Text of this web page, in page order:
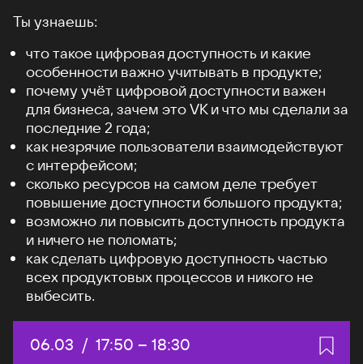
Ты узнаешь:
что такое цифровая доступность и какие
особенности важно учитывать в продукте;
почему учёт цифровой доступности важен
для бизнеса, зачем это VK и что мы сделали за
последние 2 года;
как незрячие пользователи взаимодействуют
с интерфейсом;
сколько ресурсов на самом деле требует
повышение доступности большого продукта;
возможно ли повысить доступность продукта
и ничего не поломать;
как сделать цифровую доступность частью
всех продуктовых процессов и никого не
выбесить.
Дата:
06.03 / Начало:
17:50 – Конец:
18:30